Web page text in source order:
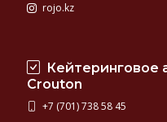
rojo.kz
Кейтеринговое
Crouton
+7 (701) 738 58 45